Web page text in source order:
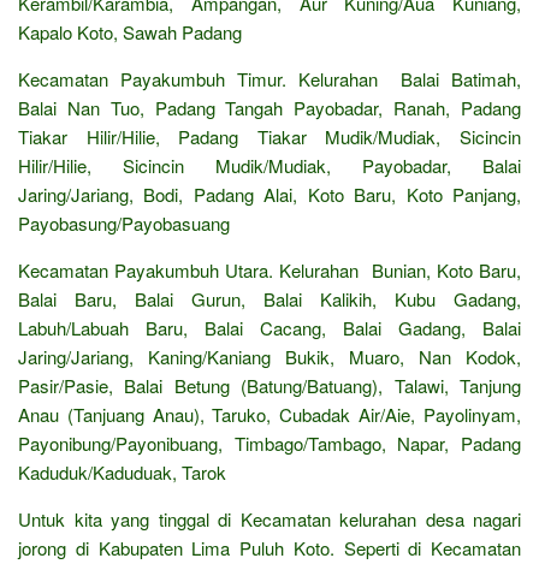
Kapalo Koto, Sawah Padang
Kecamatan Payakumbuh Timur. Kelurahan Balai Batimah,
Balai Nan Tuo, Padang Tangah Payobadar, Ranah, Padang
Tiakar Hilir/Hilie, Padang Tiakar Mudik/Mudiak, Sicincin
Hilir/Hilie, Sicincin Mudik/Mudiak, Payobadar, Balai
Jaring/Jariang, Bodi, Padang Alai, Koto Baru, Koto Panjang,
Payobasung/Payobasuang
Kecamatan Payakumbuh Utara. Kelurahan Bunian, Koto Baru,
Balai Baru, Balai Gurun, Balai Kalikih, Kubu Gadang,
Labuh/Labuah Baru, Balai Cacang, Balai Gadang, Balai
Jaring/Jariang, Kaning/Kaniang Bukik, Muaro, Nan Kodok,
Pasir/Pasie, Balai Betung (Batung/Batuang), Talawi, Tanjung
Anau (Tanjuang Anau), Taruko, Cubadak Air/Aie, Payolinyam,
Payonibung/Payonibuang, Timbago/Tambago, Napar, Padang
Kaduduk/Kaduduak, Tarok
Untuk kita yang tinggal di Kecamatan kelurahan desa nagari
jorong di Kabupaten Lima Puluh Koto. Seperti di Kecamatan